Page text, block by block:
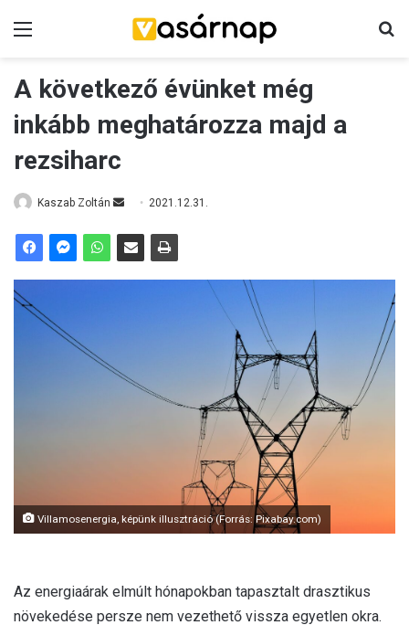
A következő évünket még
inkább meghatározza majd a
rezsiharc
Kaszab Zoltán
n
a
2021.12.31.
Villamosenergia, képünk illusztráció (Forrás: Pixabay.com)
Az energiaárak elmúlt hónapokban tapasztalt drasztikus
növekedése persze nem vezethető vissza egyetlen okra.